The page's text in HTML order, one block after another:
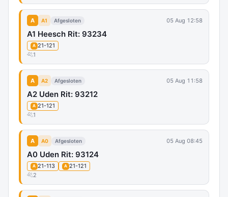
A A1 Afgesloten 05 Aug 12:58
A1 Heesch Rit: 93234
A 21-121
1
A A2 Afgesloten 05 Aug 11:58
A2 Uden Rit: 93212
A 21-121
1
A A0 Afgesloten 05 Aug 08:45
A0 Uden Rit: 93124
A 21-113 A 21-121
2